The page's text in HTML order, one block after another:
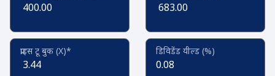
400.00 683.00
प्राइस टू बुक (X)*
3.44
डिविडेंड यील्ड (%)
0.08